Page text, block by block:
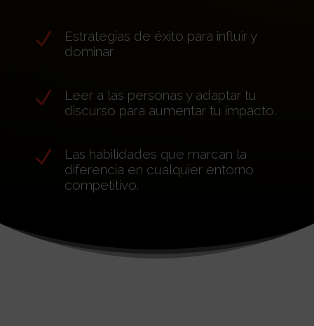
N
Estrategias de éxito para influir y
dominar
N
Leer a las personas y adaptar tu
discurso para aumentar tu impacto.
N
Las habilidades que marcan la
diferencia en cualquier entorno
competitivo.